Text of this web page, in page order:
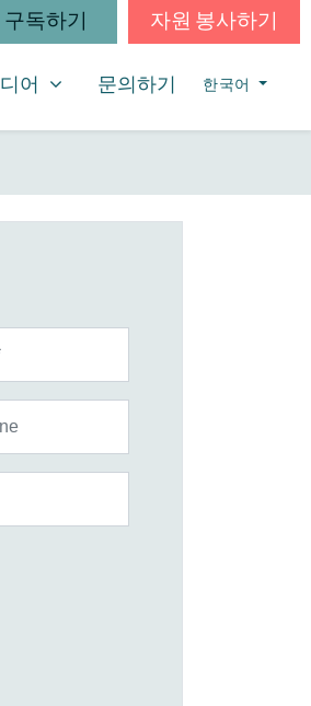
구독하기 자원 봉사하기
SUBMENU FOR
어 문의하기 한국어